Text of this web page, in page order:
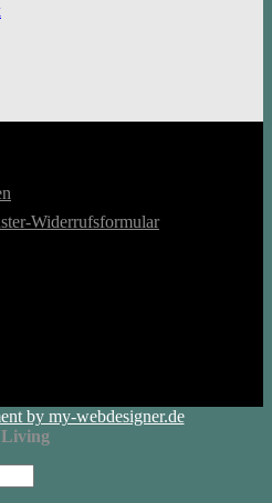
Widerrufsformular
by my-webdesigner.de